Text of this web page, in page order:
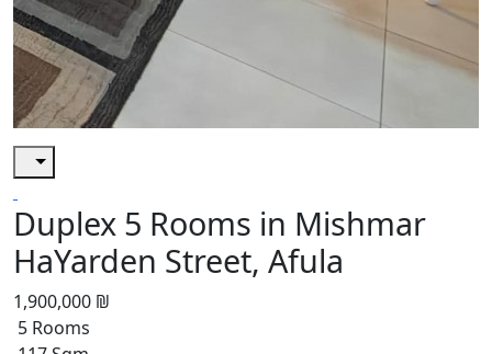
Duplex 5 Rooms in Mishmar
HaYarden Street, Afula
1,900,000 ₪
5 Rooms